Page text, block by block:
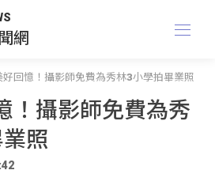
網
好回憶！攝影師免費為秀林3小學拍畢業照
！攝影師免費為秀
照